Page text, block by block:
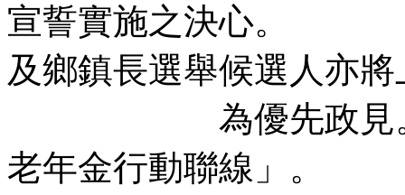
宣誓實施之決心。
及鄉鎮長選舉候選人亦
為優先政見。並
老年金行動聯線」。